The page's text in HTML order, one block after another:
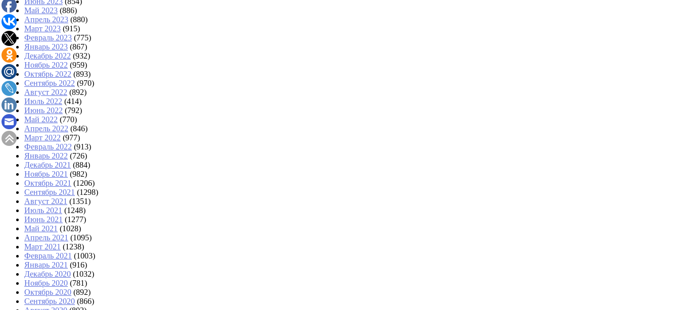
Май 2023 (886)
Апрель 2023 (880)
Март 2023 (915)
Февраль 2023 (775)
Январь 2023 (867)
Декабрь 2022 (932)
Ноябрь 2022 (959)
Октябрь 2022 (893)
Сентябрь 2022 (970)
Август 2022 (892)
Июль 2022 (414)
Июнь 2022 (792)
Май 2022 (770)
Апрель 2022 (846)
Март 2022 (977)
Февраль 2022 (913)
Январь 2022 (726)
Декабрь 2021 (884)
Ноябрь 2021 (982)
Октябрь 2021 (1206)
Сентябрь 2021 (1298)
Август 2021 (1351)
Июль 2021 (1248)
Июнь 2021 (1277)
Май 2021 (1028)
Апрель 2021 (1095)
Март 2021 (1238)
Февраль 2021 (1003)
Январь 2021 (916)
Декабрь 2020 (1032)
Ноябрь 2020 (781)
Октябрь 2020 (892)
Сентябрь 2020 (866)